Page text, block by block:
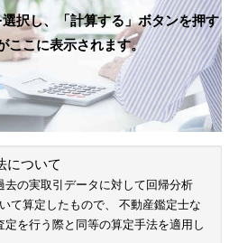
選択し、「計算する」ボタンを押す
ここに表示されます。
について
の実取引データに対して回帰分析
て算定したもので、 不動産鑑定士な
を行う際と同等の算定手法を適用し